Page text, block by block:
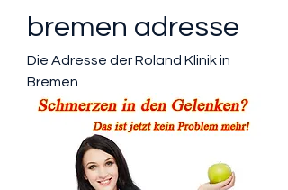
bremen adresse
Die Adresse der Roland Klinik in
Bremen